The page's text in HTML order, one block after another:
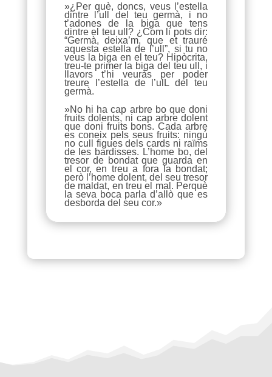
»¿Per què, doncs, veus l’estella
dintre l’ull del teu germà, i no
t’adones de la biga que tens
dintre el teu ull? ¿Com li pots dir:
“Germà, deixa’m, que et trauré
aquesta estella de l’ull”, si tu no
veus la biga en el teu? Hipòcrita,
treu-te primer la biga del teu ull, i
llavors t’hi veuràs per poder
treure l’estella de l’ulL del teu
germà.
»No hi ha cap arbre bo que doni
fruits dolents, ni cap arbre dolent
que doni fruits bons. Cada arbre
es coneix pels seus fruits: ningú
no cull figues dels cards ni raïms
de les bardisses. L’home bo, del
tresor de bondat que guarda en
el cor, en treu a fora la bondat;
però l’home dolent, del seu tresor
de maldat, en treu el mal. Perquè
la seva boca parla d’allò que es
desborda del seu cor.»